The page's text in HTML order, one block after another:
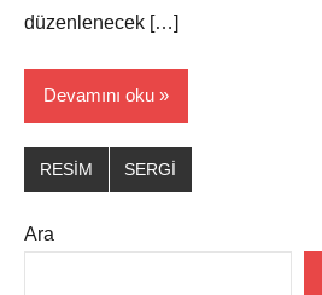
düzenlenecek […]
Devamını oku
RESİM SERGİ
Ara